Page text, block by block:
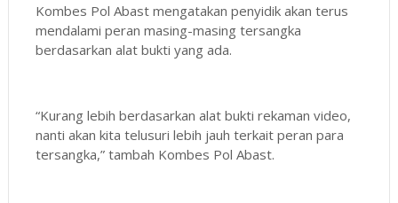
Kombes Pol Abast mengatakan penyidik akan terus
mendalami peran masing-masing tersangka
berdasarkan alat bukti yang ada.
“Kurang lebih berdasarkan alat bukti rekaman video,
nanti akan kita telusuri lebih jauh terkait peran para
tersangka,” tambah Kombes Pol Abast.